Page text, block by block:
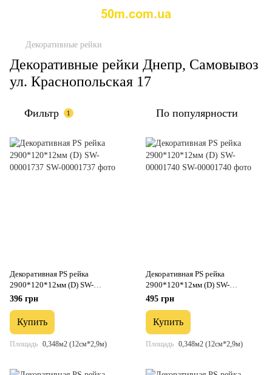
Декоративные рейки
Декоративные рейки Днепр, Самовывоз
ул. Краснопольская 17
Фильтр 1 По популярности
Декоративная PS рейка
2900*120*12мм (D) SW-
00001737
396 грн
Купить
Площадь 0,348м2 (12см*2,9м)
Декоративная PS рейка
2900*120*12мм (D) SW-
00001740
495 грн
Купить
Площадь 0,348м2 (12см*2,9м)